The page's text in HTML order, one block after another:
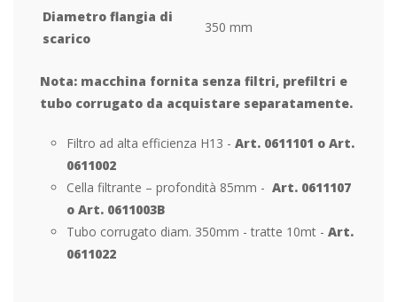
Diametro flangia di
scarico
350 mm
Nota: macchina fornita senza filtri, prefiltri e
tubo corrugato da acquistare separatamente.
Filtro ad alta efficienza H13 - Art. 0611101 o Art.
0611002
Cella filtrante – profondità 85mm - Art. 0611107
o Art. 0611003B
Tubo corrugato diam. 350mm - tratte 10mt - Art.
0611022